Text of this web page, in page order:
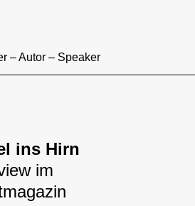
– Autor – Speaker
ins Hirn
im